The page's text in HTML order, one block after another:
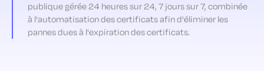
publique gérée 24 heures sur 24, 7 jours sur 7, combinée
à l'automatisation des certificats afin d'éliminer les
pannes dues à l'expiration des certificats.